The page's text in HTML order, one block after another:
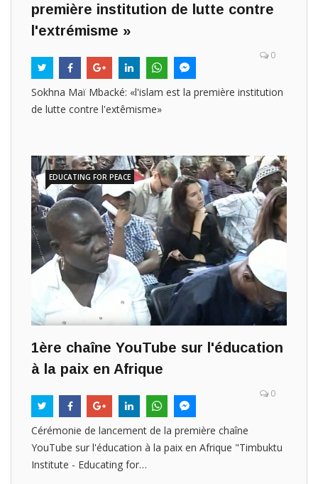
première institution de lutte contre
l'extrémisme »
0
Sokhna Maï Mbacké: «l'islam est la première institution
de lutte contre l'extêmisme»
EDUCATING FOR PEACE
1ère chaîne YouTube sur l'éducation
à la paix en Afrique
0
Cérémonie de lancement de la première chaîne
YouTube sur l'éducation à la paix en Afrique "Timbuktu
Institute - Educating for…